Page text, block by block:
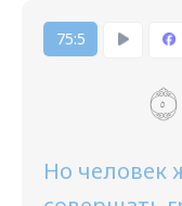
75:5
Но человек